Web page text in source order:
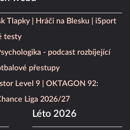
Tlapky Hráči na Blesku
iSport
testy
- podcast rozbíjející
přestupy
Level 9
OKTAGON 92:
Liga 2026/27
Léto 2026